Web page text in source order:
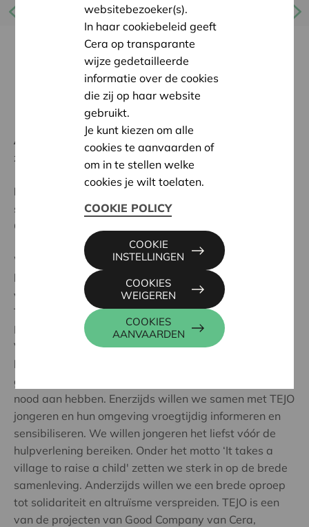
Ambitie:
Een solidaire, respectvolle samenleving
zonder drempels
Programma:
Vorming en sensibilisering over
solidariteit en maatschappelijke (on)gelijkheid
Op jaarbasis kampt ongeveer 1 op 5 minderjarigen en
1 op 7 volwassenen met een psychische stoornis.
Wachttijden voor psychologische zorg, verhoogde
behoeften sinds de coronacrisis: de media staan er bol
van. Cera gaat daarom in zee met de organisatie
TEJO, de afkorting van ‘Therapeuten voor jongeren’.
Deze vzw streeft ernaar om alle jongeren in
Vlaanderen tussen 10 en 20 jaar toegang te geven tot
laagdrempelige therapeutische hulp, anoniem en
gratis, en vooral quasi onmiddellijk, wanneer zij er
nood aan hebben. Enerzijds willen we samen met TEJO
jongeren en hun omgeving vroegtijdig informeren en
sensibiliseren. We willen jongeren het liefst vóór de
hulpverlening bereiken. Onder het motto ‘It takes a
village to raise a child' zetten we sterk in op de brede
samenleving. Anderzijds willen we een brede oproep
tot solidariteit en altruïsme verspreiden. TEJO is een
van de projecten van Good Company van Cera,
websitebezoeker(s).
In haar cookiebeleid geeft
Cera op transparante
wijze gedetailleerde
informatie over de cookies
die zij op haar website
gebruikt.
Je kunt kiezen om alle
cookies te aanvaarden of
om in te stellen welke
cookies je wilt toelaten.
COOKIE POLICY
COOKIES
AANVAARDEN
COOKIES
WEIGEREN
COOKIE
INSTELLINGEN